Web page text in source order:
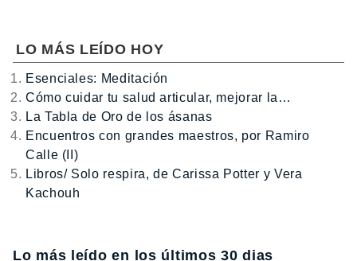
LO MÁS LEÍDO HOY
Esenciales: Meditación
Cómo cuidar tu salud articular, mejorar la…
La Tabla de Oro de los ásanas
Encuentros con grandes maestros, por Ramiro
Calle (II)
Libros/ Solo respira, de Carissa Potter y Vera
Kachouh
Lo más leído en los últimos 30 dias